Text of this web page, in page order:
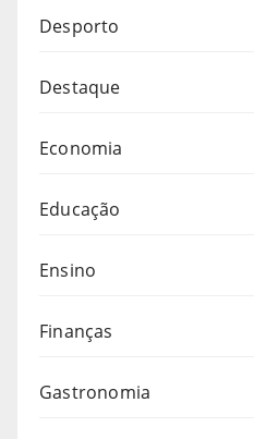
Desporto
Destaque
Economia
Educação
Ensino
Finanças
Gastronomia